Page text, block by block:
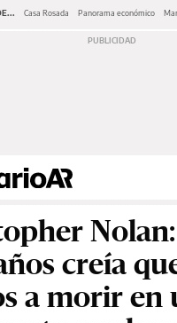
Casa Rosada Panorama económico
creía
a morir en